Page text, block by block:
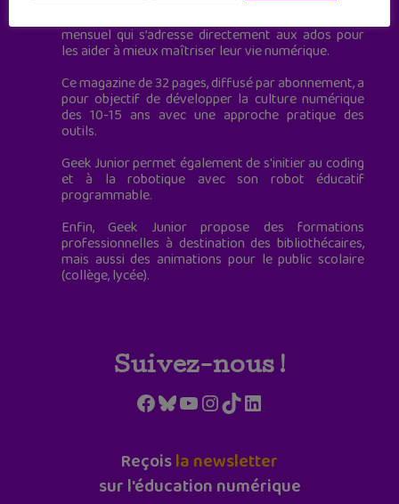
mensuel qui s’adresse directement aux ados pour
les aider à mieux maîtriser leur vie numérique.
Ce magazine de 32 pages, diffusé par abonnement, a
pour objectif de développer la culture numérique
des 10-15 ans avec une approche pratique des
outils.
Geek Junior permet également de s'initier au coding
et à la robotique avec son robot éducatif
programmable.
Enfin, Geek Junior propose des formations
professionnelles à destination des bibliothécaires,
mais aussi des animations pour le public scolaire
(collège, lycée).
Suivez-nous !
Facebook
Bluesky
YouTube
Instagram
TikTokLinkedIn
Reçoisla newsletter
sur l'éducation numérique